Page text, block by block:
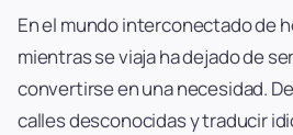
En el mundo interconectado de
mientras se viaja ha dejado de
convertirse en una necesidad.
calles desconocidas y traducir